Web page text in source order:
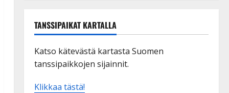
TANSSIPAIKAT KARTALLA
Katso kätevästä kartasta Suomen
tanssipaikkojen sijainnit.
Klikkaa tästä!